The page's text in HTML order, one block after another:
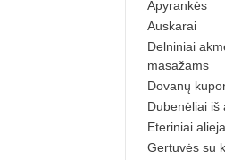
Apyrankės
Auskarai
Delniniai
masažams
Dovanų
Dubenėliai iš
Eteriniai
Gertuvės su